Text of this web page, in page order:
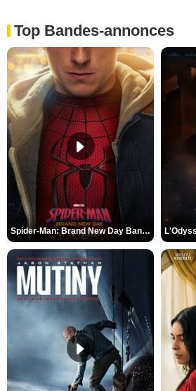
Top Bandes-annonces
Spider-Man: Brand New Day Bande-annonce VO STFR